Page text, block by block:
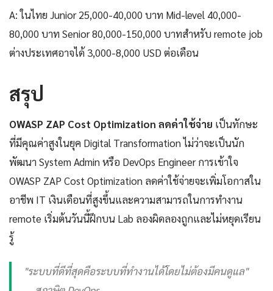
A: ในไทย Junior 25,000-40,000 บาท Mid-level 40,000-
80,000 บาท Senior 80,000-150,000 บาทสำหรับ remote job
ต่างประเทศอาจได้ 3,000-8,000 USD ต่อเดือน
สรุป
OWASP ZAP Cost Optimization ลดค่าใช้จ่าย เป็นทักษะ
ที่มีคุณค่าสูงในยุค Digital Transformation ไม่ว่าจะเป็นนัก
พัฒนา System Admin หรือ DevOps Engineer การเข้าใจ
OWASP ZAP Cost Optimization ลดค่าใช้จ่ายจะเพิ่มโอกาสใน
อาชีพ IT เงินเดือนที่สูงขึ้นและความสามารถในการทำงาน
remote เริ่มต้นวันนี้ฝึกบน Lab ลองผิดลองถูกและไม่หยุดเรียน
รู้
"ระบบที่ดีที่สุดคือระบบที่ทำงานได้โดยไม่ต้องมีคนดูแล"